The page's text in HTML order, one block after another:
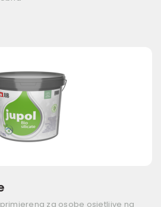
za osobe osjetljive na